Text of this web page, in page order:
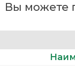
Вы можете